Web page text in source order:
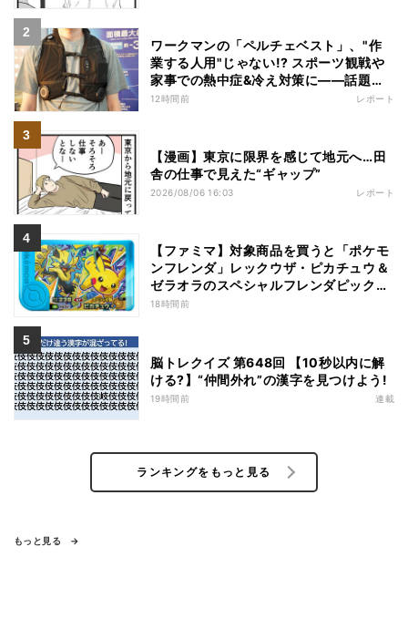
ワークマンの「ペルチェベスト」、"作
業する人用"じゃない!? スポーツ観戦や
家事での熱中症&冷え対策に――話題の
商品を徹底検証
12時間前 レポート
【漫画】東京に限界を感じて地元へ…田
舎の仕事で見えた“ギャップ”
2026/08/06 16:03 レポート
【ファミマ】対象商品を買うと「ポケモ
ンフレンダ」レックウザ・ピカチュウ＆
ゼラオラのスペシャルフレンダピックが
もらえるキャンペーン
18時間前
脳トレクイズ 第648回 【10秒以内に解
ける?】“仲間外れ”の漢字を見つけよう!
19時間前 連載
ランキングをもっと見る
もっと見る